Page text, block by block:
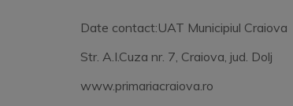
Date contact:UAT Municipiul Craiova
Str. A.I.Cuza nr. 7, Craiova, jud. Dolj
www.primariacraiova.ro